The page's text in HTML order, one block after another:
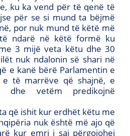
ku ka vend për të qenë të
për se si mund ta bëjmë
por nuk mund të këtë më
ndarë në këtë formë ku
3 mijë veta këtu dhe 30
nuk ndalonin së shari në
e kanë bërë Parlamentin e
e të marrëve që shajnë, e
dhe vetëm predikojnë
që ishit kur erdhët këtu me
nuk është më ajo që
kur emri i saj përgojohej